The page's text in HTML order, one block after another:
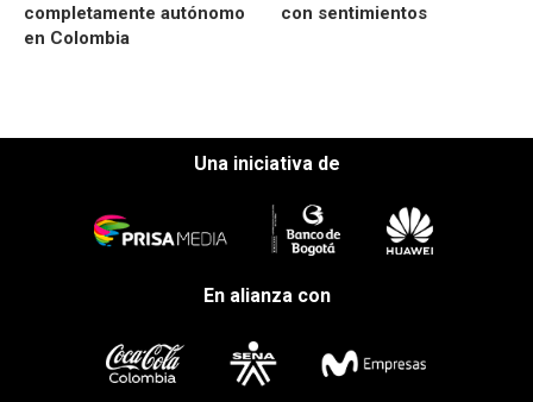
completamente autónomo
en Colombia
con sentimientos
Una iniciativa de
En alianza con